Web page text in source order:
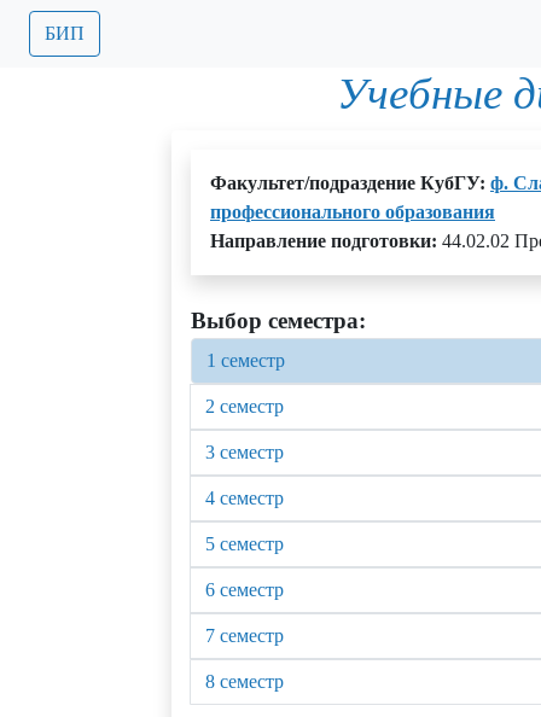
БИП
Учебные
Факультет/подраздение КубГУ: ф.
профессионального образования
Направление подготовки: 44.02.02
Выбор семестра:
1 семестр
2 семестр
3 семестр
4 семестр
5 семестр
6 семестр
7 семестр
8 семестр